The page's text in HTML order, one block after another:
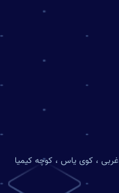
ادرس : تهران ،بلوار سعادت آباد،خیابان ۳۸ غربی ، کوی یاس ، کوچه کیمیا